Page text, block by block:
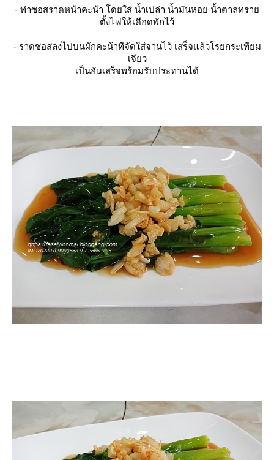
- ทำซอสราดหน้าคะน้า โดยใส่ น้ำเปล่า น้ำมันหอย น้ำตาลทรา
ตั้งไฟให้เดือดพักไว้
- ราดซอสลงไปบนผักคะน้าทีจัดใส่จานไว้ เสร็จแล้วโรยกระเทียม
เจียว
เป็นอันเสร็จพร้อมรับประทานได้